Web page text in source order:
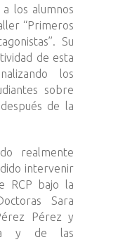
los alumnos
“Primeros
Su
de esta
los
sobre
de la
realmente
intervenir
RCP bajo la
Sara
Pérez y
y de las